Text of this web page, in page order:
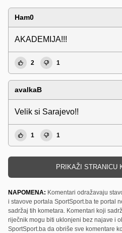
Ham0
AKADEMIJA!!!
2 1
avalkaB
Velik si Sarajevo!!
1 1
PRIKAŽI STRANICU
NAPOMENA: Komentari odražavaju
i stavove portala SportSport.ba te portal
sadržaj tih kometara. Komentari koji
riječnik mogu biti uklonjeni bez najave i
SportSport.ba da obriše sve komentare